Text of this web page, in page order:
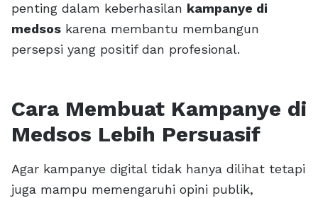
penting dalam keberhasilan kampanye di
medsos karena membantu membangun
persepsi yang positif dan profesional.
Cara Membuat Kampanye di
Medsos Lebih Persuasif
Agar kampanye digital tidak hanya dilihat tetapi
juga mampu memengaruhi opini publik,